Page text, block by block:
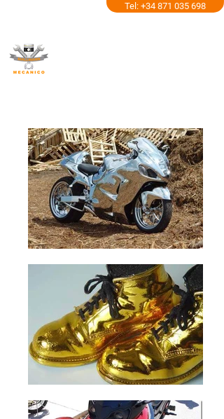
Tel: +34 871 035 698